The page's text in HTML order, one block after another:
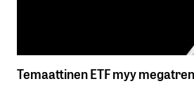
Temaattinen ETF myy